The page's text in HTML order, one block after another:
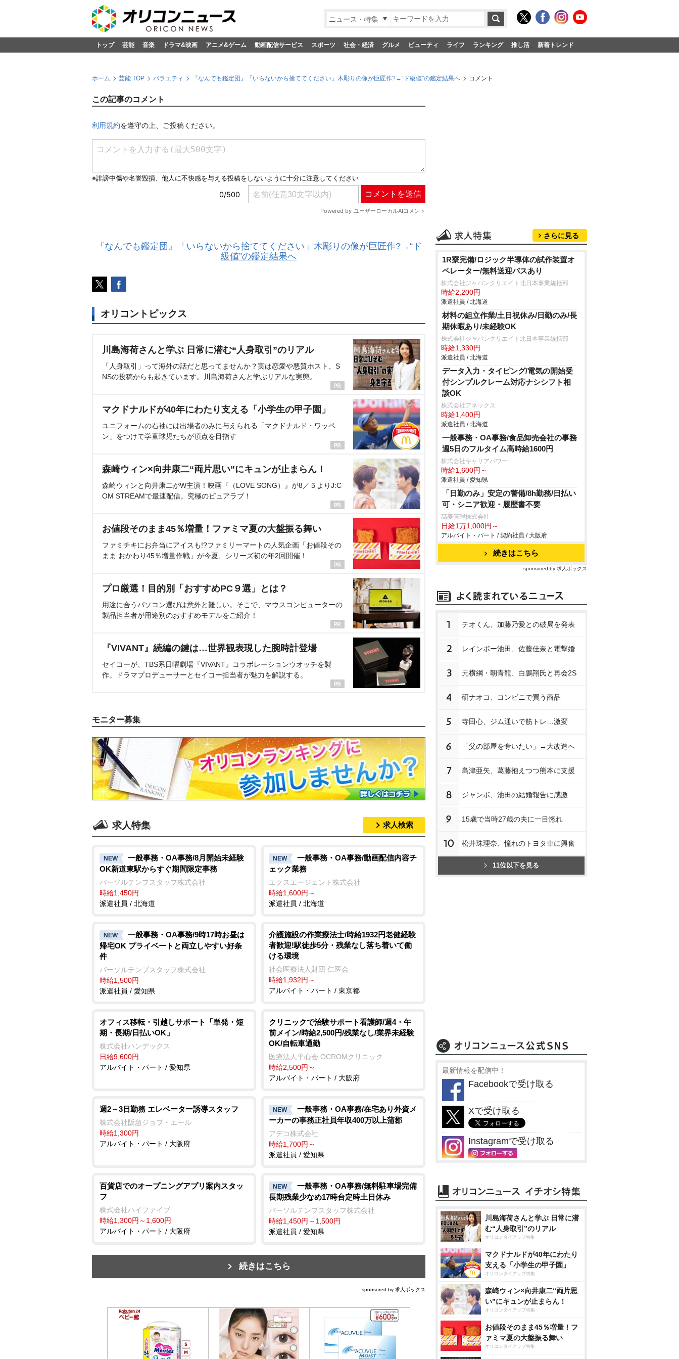
ニュース・特集
トップ 芸能 音楽 ドラマ&映画 アニメ&ゲーム 動画配信サービス スポーツ 社会・経済 グルメ ビューティ ライフ ランキング 推し活 新着トレンド
ホーム 芸能 TOP バラエティ 『なんでも鑑定団』「いらないから捨ててください」木彫りの像が巨匠作?→“ド級値”の鑑定結果へ コメント
この記事のコメント
利用規約を遵守の上、ご投稿ください。
『なんでも鑑定団』「いらないから捨ててください」木彫りの像が巨匠作?→“ド
級値”の鑑定結果へ
オリコントピックス
川島海荷さんと学ぶ 日常に潜む“人身取引”のリアル
「人身取引」って海外の話だと思ってませんか？実は恋愛や悪質ホスト、S
NSの投稿からも起きています。川島海荷さんと学ぶリアルな実態。
マクドナルドが40年にわたり支える「小学生の甲子園」
ユニフォームの右袖には出場者のみに与えられる「マクドナルド・ワッペ
ン」をつけて学童球児たちが頂点を目指す
森崎ウィン×向井康二“両片思い”にキュンが止まらん！
森崎ウィンと向井康二がW主演！映画『（LOVE SONG）』が8／５よりJ:C
OM STREAMで最速配信。究極のピュアラブ！
お値段そのまま45％増量！ファミマ夏の大盤振る舞い
ファミチキにお弁当にアイスも!?ファミリーマートの人気企画「お値段その
まま おかわり45％増量作戦」が今夏、シリーズ初の年2回開催！
プロ厳選！目的別「おすすめPC９選」とは？
用途に合うパソコン選びは意外と難しい。そこで、マウスコンピューターの
製品担当者が用途別のおすすめモデルをご紹介！
『VIVANT』続編の鍵は…世界観表現した腕時計登場
セイコーが、TBS系日曜劇場『VIVANT』コラボレーションウオッチを製
作。ドラマプロデューサーとセイコー担当者が魅力を解説する。
モニター募集
求人特集 求人検索
NEW
一般事務・OA事務/8月開始未経験
OK新道東駅からすぐ期間限定事務
パーソルテンプスタッフ株式会社
時給1,450円
派遣社員 / 北海道
NEW
一般事務・OA事務/動画配信内容チ
ェック業務
エクスエージェント株式会社
時給1,600円～
派遣社員 / 北海道
NEW
一般事務・OA事務/9時17時お昼は
帰宅OK プライベートと両立しやすい好条
件
パーソルテンプスタッフ株式会社
時給1,500円
派遣社員 / 愛知県
介護施設の作業療法士/時給1932円老健経験
者歓迎!駅徒歩5分・残業なし落ち着いて働
ける環境
社会医療法人財団 仁医会
時給1,932円～
アルバイト・パート / 東京都
オフィス移転・引越しサポート「単発・短
期・長期/日払いOK」
株式会社ハンデックス
日給9,600円
アルバイト・パート / 愛知県
クリニックで治験サポート看護師/週4・午
前メイン/時給2,500円/残業なし/業界未経験
OK/自転車通勤
医療法人平心会 OCROMクリニック
時給2,500円～
アルバイト・パート / 大阪府
週2～3日勤務 エレベーター誘導スタッフ
株式会社阪急ジョブ・エール
時給1,300円
アルバイト・パート / 大阪府
NEW
一般事務・OA事務/在宅あり外資メ
ーカーの事務正社員年収400万以上蒲郡
アデコ株式会社
時給1,700円～
派遣社員 / 愛知県
百貨店でのオープニングアプリ案内スタッ
フ
株式会社ハイファイブ
時給1,300円～1,600円
アルバイト・パート / 大阪府
NEW
一般事務・OA事務/無料駐車場完備
長期残業少なめ17時台定時土日休み
パーソルテンプスタッフ株式会社
時給1,450円～1,500円
派遣社員 / 愛知県
続きはこちら
sponsored by 求人ボックス
さらに見る
1R寮完備/ロジック半導体の試作装置オ
ペレーター/無料送迎バスあり
株式会社ジャパンクリエイト北日本事業統括部
時給2,200円
派遣社員 / 北海道
材料の組立作業/土日祝休み/日勤のみ/長
期休暇あり/未経験OK
株式会社ジャパンクリエイト北日本事業統括部
時給1,330円
派遣社員 / 北海道
データ入力・タイピング/電気の開始受
付シンプルクレーム対応ナシシフト相
談OK
株式会社アネックス
時給1,400円
派遣社員 / 北海道
一般事務・OA事務/食品卸売会社の事務
週5日のフルタイム高時給1600円
株式会社キャリアパワー
時給1,600円～
派遣社員 / 愛知県
「日勤のみ」安定の警備/8h勤務/日払い
可・シニア歓迎・履歴書不要
髙菱管理株式会社
日給1万1,000円～
アルバイト・パート / 契約社員 / 大阪府
続きはこちら
sponsored by 求人ボックス
1 テオくん、加藤乃愛との破局を発表
2 レインボー池田、佐藤佳奈と電撃婚
3 元横綱・朝青龍、白鵬翔氏と再会2S
4 研ナオコ、コンビニで買う商品
5 寺田心、ジム通いで筋トレ…激変
6 「父の部屋を奪いたい」→大改造へ
7 島津亜矢、葛藤抱えつつ熊本に支援
8 ジャンボ、池田の結婚報告に感激
9 15歳で当時27歳の夫に一目惚れ
10 松井珠理奈、憧れのトヨタ車に興奮
11位以下を見る
最新情報を配信中！
Facebookで受け取る
Xで受け取る
Instagramで受け取る
川島海荷さんと学ぶ 日常に潜
む“人身取引”のリアル
オリコンタイアップ特集
マクドナルドが40年にわたり
支える「小学生の甲子園」
オリコンタイアップ特集
森崎ウィン×向井康二“両片思
い”にキュンが止まらん！
オリコンタイアップ特集
お値段そのまま45％増量！フ
ァミマ夏の大盤振る舞い
オリコンタイアップ特集